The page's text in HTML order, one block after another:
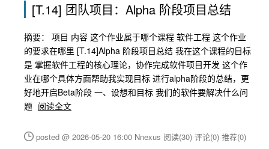
[T.14] 团队项目：Alpha 阶段项目总结
摘要： 项目 内容 这个作业属于哪个课程 软件工程 这个作业
的要求在哪里 [T.14]Alpha 阶段项目总结 我在这个课程的目标
是 掌握软件工程的核心理论，协作完成软件项目开发 这个作
业在哪个具体方面帮助我实现目标 进行alpha阶段的总结，更
好地开启Beta阶段 一、设想和目标 我们的软件要解决什么问
题 阅读全文
posted @ 2026-05-20 16:00 Nnexus 阅读(30) 评论(0) 推荐(0)